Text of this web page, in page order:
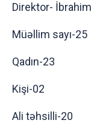
Direktor-
Müəllim sayı-25
Qadın-23
Kişi-02
Ali təhsilli-20